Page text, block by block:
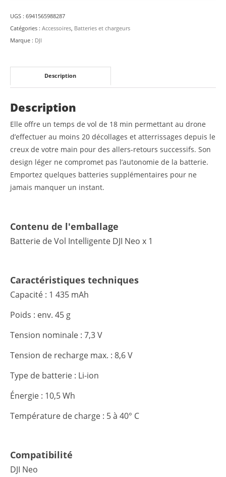
-
DJI
Neo
UGS : 6941565988287
Catégories : Accessoires Batteries et chargeurs
Marque : DJI
Description
Description
Elle offre un temps de vol de 18 min permettant au drone
d’effectuer au moins 20 décollages et atterrissages depuis le
creux de votre main pour des allers-retours successifs. Son
design léger ne compromet pas l’autonomie de la batterie.
Emportez quelques batteries supplémentaires pour ne
jamais manquer un instant.
Contenu de l'emballage
Batterie de Vol Intelligente DJI Neo x 1
Caractéristiques techniques
Capacité : 1 435 mAh
Poids : env. 45 g
Tension nominale : 7,3 V
Tension de recharge max. : 8,6 V
Type de batterie : Li-ion
Énergie : 10,5 Wh
Température de charge : 5 à 40° C
Compatibilité
DJI Neo